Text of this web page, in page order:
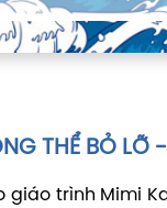
THỂ BỎ LỠ
giáo trình Mimi